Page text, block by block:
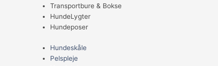
Transportbure & Bokse
HundeLygter
Hundeposer
Hundeskåle
Pelspleje